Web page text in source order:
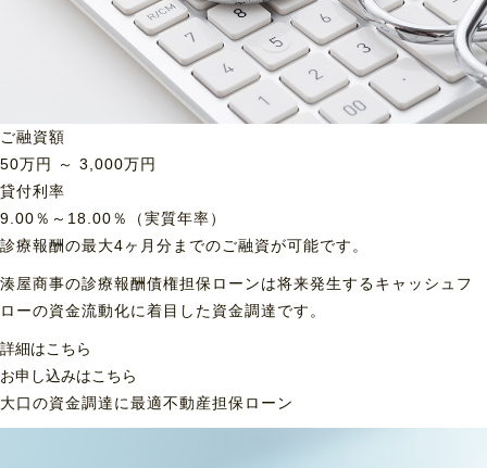
ご融資額
50万円 ～ 3,000万円
貸付利率
9.00％～18.00％（実質年率）
診療報酬の最大4ヶ月分までのご融資が可能です。
湊屋商事の診療報酬債権担保ローンは将来発生するキャッシュフ
ローの資金流動化に着目した資金調達です。
詳細はこちら
お申し込みはこちら
大口の資金調達に最適不動産担保ローン